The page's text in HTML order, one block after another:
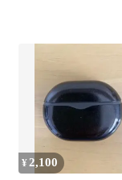
¥ 2,100